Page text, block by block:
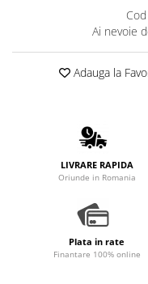
Ai nevoie
Adauga la
LIVRARE RAPIDA
Oriunde in Romania
Plata in rate
Finantare 100% online